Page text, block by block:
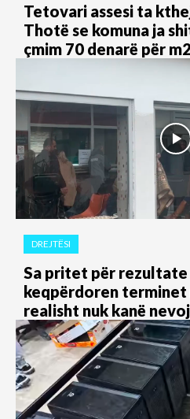
Tetovari assesi ta
Thotë se komuna ja
çmim 70 denarë për m2
DREJTËSI
Sa pritet për rezultate
keqpërdoren terminet
realisht nuk kanë